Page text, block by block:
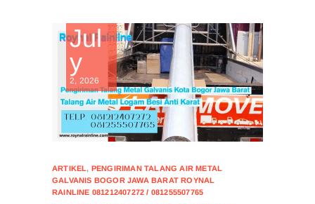
Jul
y
2, 2026
ARTIKEL, PENGIRIMAN TALANG AIR METAL
GALVANIS BOGOR JAWA BARAT ROYNAL
RAINLINE 081212407272 / 081255507765